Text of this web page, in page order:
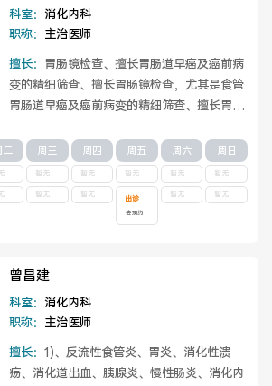
科室： 消化内科
职称： 主治医师
擅长： 胃肠镜检查、擅长胃肠道早癌及癌前病
变的精细筛查、擅长胃肠镜检查，尤其是食管
胃肠道早癌及癌前病变的精细筛查、擅长胃肠
查看详情
二 周三
暂无
暂无
周四
暂无
暂无
周五
暂无
出诊
去预约
周六
暂无
暂无
周日
暂无
暂无
曾昌建
科室： 消化内科
职称： 主治医师
擅长： 1)、反流性食管炎、胃炎、消化性溃
疡、消化道出血、胰腺炎、慢性肠炎、消化内